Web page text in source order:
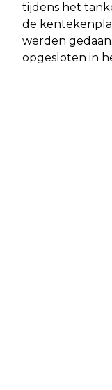
tijdens het
de
werden
opgesloten in